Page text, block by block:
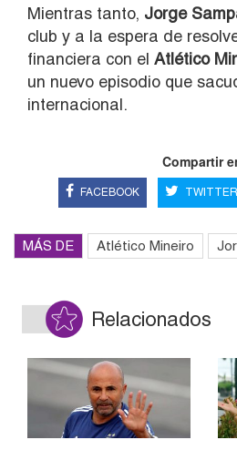
Mientras tanto, Jorge
club y a la espera de
financiera con el Atlético
un nuevo episodio que
internacional.
Compartir
FACEBOOK TWITTER
MÁS DE Atlético Mineiro
Relacionados